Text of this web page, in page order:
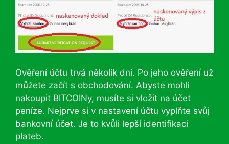
Ověření účtu trvá několik dní. Po jeho ověření už
můžete začít s obchodování. Abyste mohli
nakoupit BITCOINy, musíte si vložit na účet
peníze. Nejprve si v nastavení účtu vyplňte svůj
bankovní účet. Je to kvůli lepší identifikaci
plateb.